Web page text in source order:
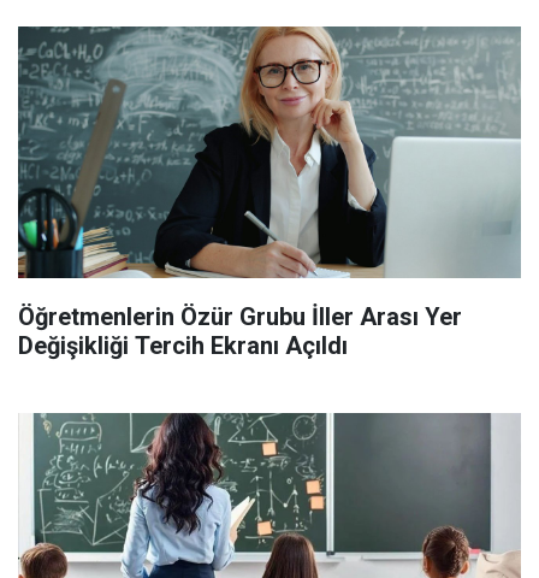
Öğretmenlerin Özür Grubu İller Arası Yer
Değişikliği Tercih Ekranı Açıldı